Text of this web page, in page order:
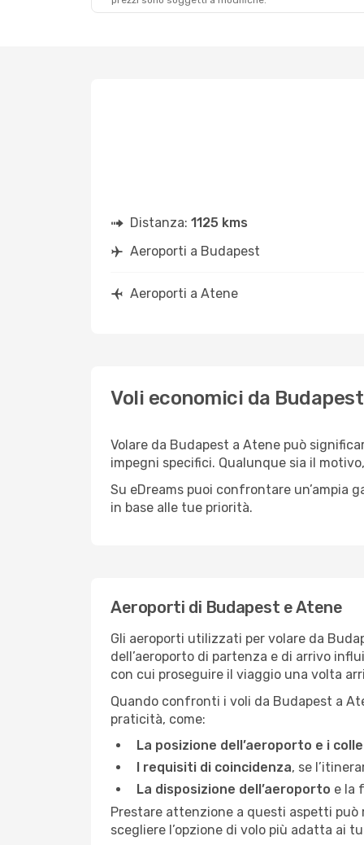
Distanza: 1125 kms
Aeroporti a Budapest
Aeroporti a Atene
Voli economici da
Volare da Budapest a Atene può
impegni specifici. Qualunque sia il
Su eDreams puoi confrontare
in base alle tue priorità.
Aeroporti di Budapest e Atene
Gli aeroporti utilizzati per volare da
dell’aeroporto di partenza e di arrivo
con cui proseguire il viaggio una volta
Quando confronti i voli da Budapest a
praticità, come:
La posizione dell’aeroporto e i
I requisiti di coincidenza, se
La disposizione dell’aeroporto e la
Prestare attenzione a questi aspetti
scegliere l’opzione di volo più adatta ai